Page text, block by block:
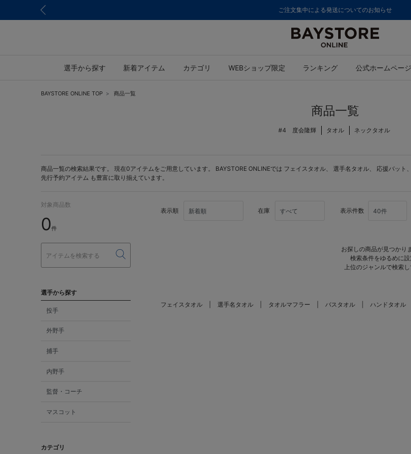
ご注文集中による発送についてのお知らせ
選手から探す 新着アイテム カテゴリ WEBショップ限定 ランキング 公式ホームページ
BAYSTORE ONLINE TOP 商品一覧
商品一覧
#4 度会隆輝 タオル ネックタオル
商品一覧の検索結果です。 現在0アイテムをご用意しています。 BAYSTORE ONLINEでは フェイスタオル、 選手名タオル、 応援バット 、
先行予約アイテム も豊富に取り揃えています。
対象商品数
0件
選手から探す
投手
外野手
捕手
内野手
監督・コーチ
マスコット
カテゴリ
表示順 在庫 表示件数
お探しの商品が見つかり
検索条件をゆるめに設
上位のジャンルで検索し
フェイスタオル 選手名タオル タオルマフラー バスタオル ハンドタオル